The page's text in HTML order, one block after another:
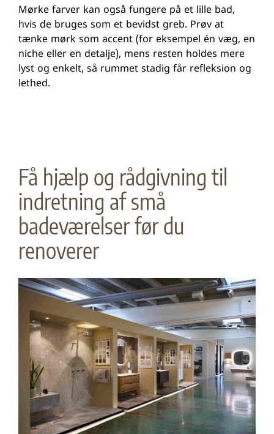
Mørke farver kan også fungere på et lille bad,
hvis de bruges som et bevidst greb. Prøv at
tænke mørk som accent (for eksempel én væg, en
niche eller en detalje), mens resten holdes mere
lyst og enkelt, så rummet stadig får refleksion og
lethed.
Få hjælp og rådgivning til
indretning af små
badeværelser før du
renoverer